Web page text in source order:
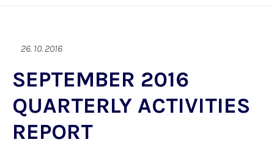
26. 10. 2016
SEPTEMBER 2016
QUARTERLY ACTIVITIES
REPORT